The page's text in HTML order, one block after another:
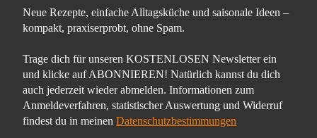
Neue Rezepte, einfache Alltagsküche und saisonale Ideen –
kompakt, praxiserprobt, ohne Spam.
Trage dich für unseren KOSTENLOSEN Newsletter ein
und klicke auf ABONNIEREN! Natürlich kannst du dich
auch jederzeit wieder abmelden. Informationen zum
Anmeldeverfahren, statistischer Auswertung und Widerruf
findest du in meinenDatenschutzbestimmungen